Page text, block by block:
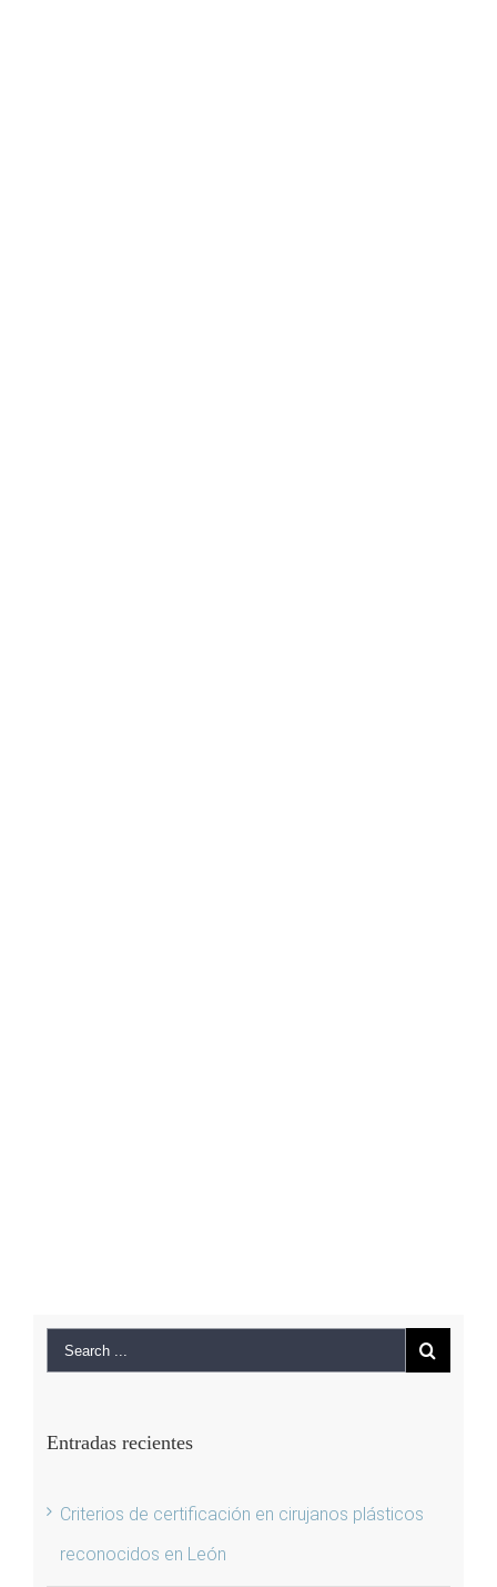
Entradas recientes
Criterios de certificación en cirujanos plásticos
reconocidos en León